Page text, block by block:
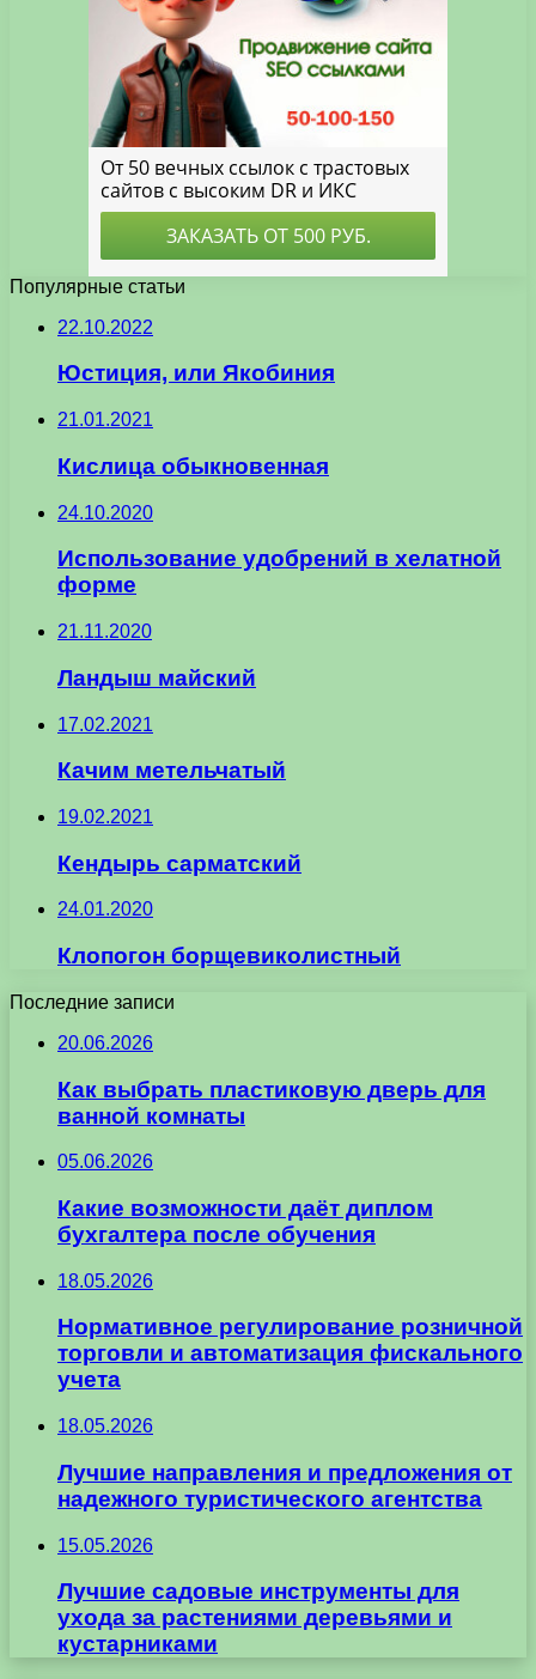
Популярные статьи
22.10.2022
Юстиция, или Якобиния
21.01.2021
Кислица обыкновенная
24.10.2020
Использование удобрений в хелатной
форме
21.11.2020
Ландыш майский
17.02.2021
Качим метельчатый
19.02.2021
Кендырь сарматский
24.01.2020
Клопогон борщевиколистный
Последние записи
20.06.2026
Как выбрать пластиковую дверь для
ванной комнаты
05.06.2026
Какие возможности даёт диплом
бухгалтера после обучения
18.05.2026
Нормативное регулирование розничной
торговли и автоматизация фискального
учета
18.05.2026
Лучшие направления и предложения от
надежного туристического агентства
15.05.2026
Лучшие садовые инструменты для
ухода за растениями деревьями и
кустарниками